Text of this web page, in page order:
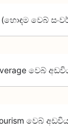
වෙබ්
වෙබ්
වෙබ්